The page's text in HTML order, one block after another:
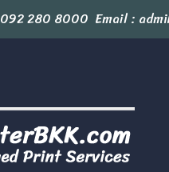
092 280 8000 Email :